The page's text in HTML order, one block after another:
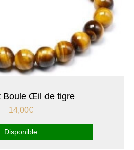
Boule Œil de tigre
14,00€
Disponible